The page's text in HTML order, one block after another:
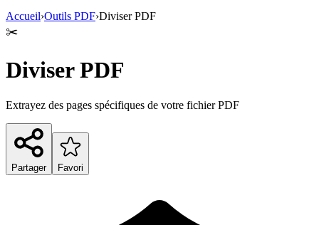
Accueil›Outils PDF›Diviser PDF
✂️
Diviser PDF
Extrayez des pages spécifiques de votre fichier PDF
Partager Favori